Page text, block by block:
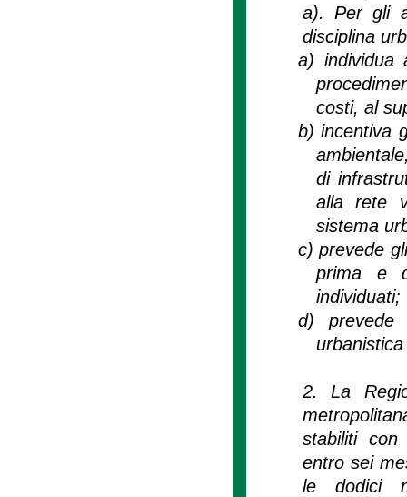
a). Per gli
disciplina
a) individua
costi, al
b)incentiva
di
alla rete
sistema
c)prevede
prima e
individuati;
d)
2. La
stabiliti con
entro sei
le dodici